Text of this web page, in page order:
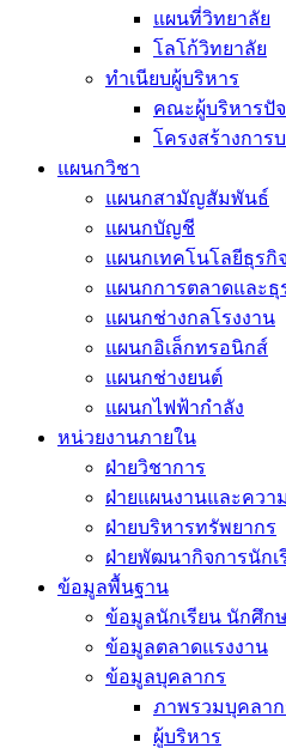
แผนที่วิทยาลัย
โลโก้วิทยาลัย
ทำเนียบผู้บริหาร
คณะผู้บริหารปั
โครงสร้างการ
แผนกวิชา
แผนกสามัญสัมพันธ์
แผนกบัญชี
แผนกเทคโนโลยีธุรกิ
แผนกการตลาดและธุ
แผนกช่างกลโรงงาน
แผนกอิเล็กทรอนิกส์
แผนกช่างยนต์
แผนกไฟฟ้ากำลัง
หน่วยงานภายใน
ฝ่ายวิชาการ
ฝ่ายแผนงานและควา
ฝ่ายบริหารทรัพยากร
ฝ่ายพัฒนากิจการนักเ
ข้อมูลพื้นฐาน
ข้อมูลนักเรียน นักศึก
ข้อมูลตลาดแรงงาน
ข้อมูลบุคลากร
ภาพรวมบุคลาก
ผู้บริหาร